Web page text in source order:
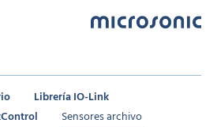
Librería IO-Link
Sensores archivo